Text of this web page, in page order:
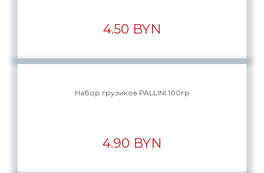
4.50 BYN
Набор грузиков PALLINI 100гр
4.90 BYN